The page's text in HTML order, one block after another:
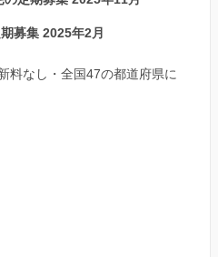
募集 2025年2月
料なし・全国47の都道府県に